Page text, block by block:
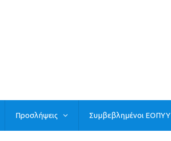
Προσλήψεις Συμβεβλημένοι ΕΟΠΥΥ